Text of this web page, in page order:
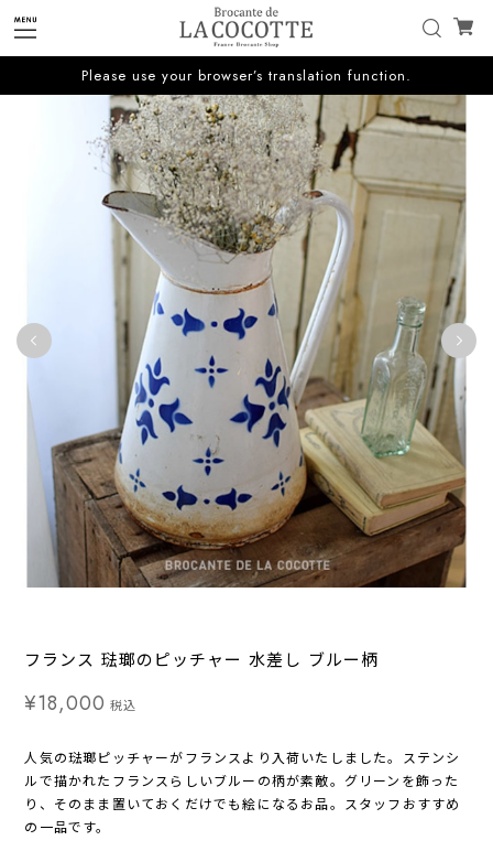
Please use your browser’s translation function.
フランス 琺瑯のピッチャー 水差し ブルー柄
¥18,000 税込
人気の琺瑯ピッチャーがフランスより入荷いたしました。ステンシ
ルで描かれたフランスらしいブルーの柄が素敵。グリーンを飾った
り、そのまま置いておくだけでも絵になるお品。スタッフおすすめ
の一品です。